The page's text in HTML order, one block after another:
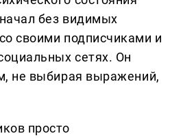
без видимых
своими подписчиками и
сетях. Он
не выбирая выражений,
просто